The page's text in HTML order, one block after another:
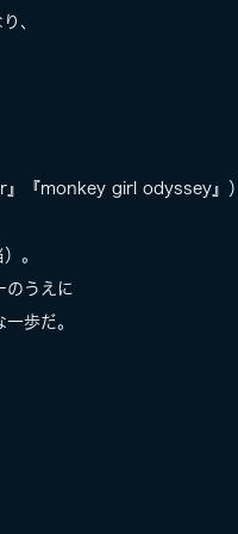
、
』『monkey girl odyssey』）
。
のうえに
歩だ。